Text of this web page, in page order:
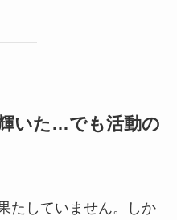
いた…でも活動の
たしていません。しか